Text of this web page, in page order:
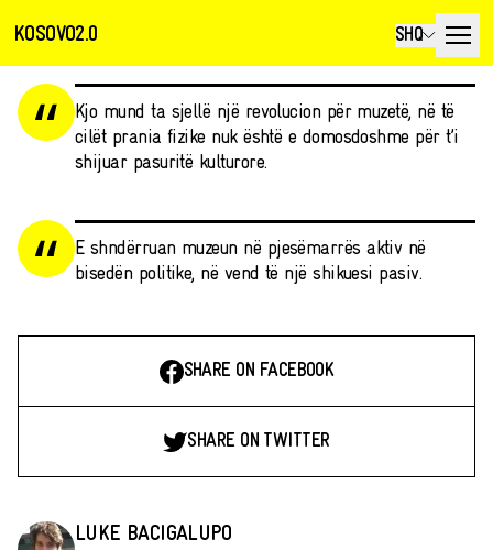
KOSOVO2.0 SHQ
Kjo mund ta sjellë një revolucion për muzetë, në të
cilët prania fizike nuk është e domosdoshme për t’i
shijuar pasuritë kulturore.
E shndërruan muzeun në pjesëmarrës aktiv në
bisedën politike, në vend të një shikuesi pasiv.
SHARE ON FACEBOOK
SHARE ON TWITTER
LUKE BACIGALUPO